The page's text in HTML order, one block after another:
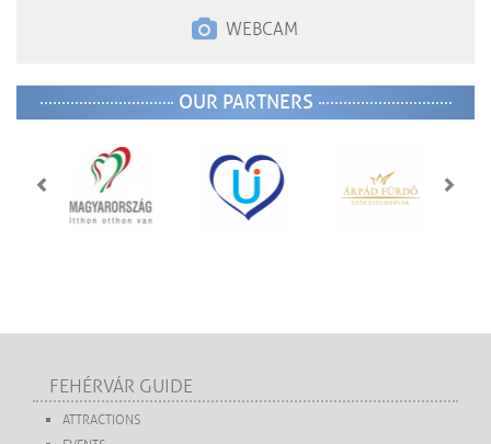
WEBCAM
OUR PARTNERS
FEHÉRVÁR GUIDE
ATTRACTIONS